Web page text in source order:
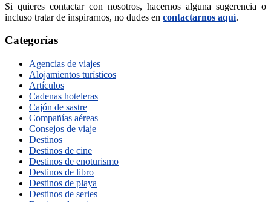
Si quieres contactar con nosotros, hacernos alguna sugerencia o
incluso tratar de inspirarnos, no dudes en contactarnos aquí.
Categorías
Agencias de viajes
Alojamientos turísticos
Artículos
Cadenas hoteleras
Cajón de sastre
Compañías aéreas
Consejos de viaje
Destinos
Destinos de cine
Destinos de enoturismo
Destinos de libro
Destinos de playa
Destinos de series